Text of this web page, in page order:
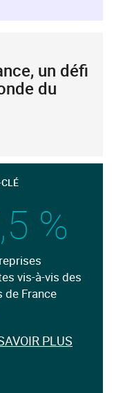
un défi
du
%
vis-à-vis des
de France
PLUS